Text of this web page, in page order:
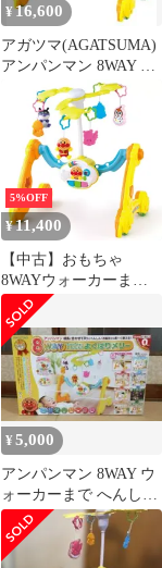
¥16,600
アガツマ(AGATSUMA)
アンパンマン 8WAY ウ
ォーカーまでへんし
5%OFF
¥11,400
【中古】おもちゃ
8WAYウォーカーまで
へんしん!よくばりメリ
ー 「それいけ!アンパ
ンマン」
¥5,000
アンパンマン 8WAY ウ
ォーカーまで へんし
ん！ よくばりメリー